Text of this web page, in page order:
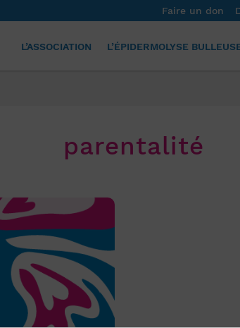
Faire un don
L’ASSOCIATION L’ÉPIDERMOLYSE
parentalité